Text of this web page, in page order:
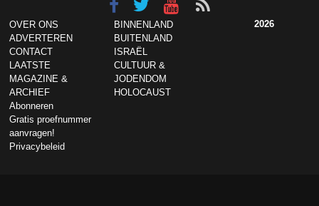
OVER ONS
ADVERTEREN
CONTACT
LAATSTE
MAGAZINE &
ARCHIEF
Abonneren
Gratis proefnummer
aanvragen!
Privacybeleid
BINNENLAND
BUITENLAND
ISRAËL
CULTUUR &
JODENDOM
HOLOCAUST
2026